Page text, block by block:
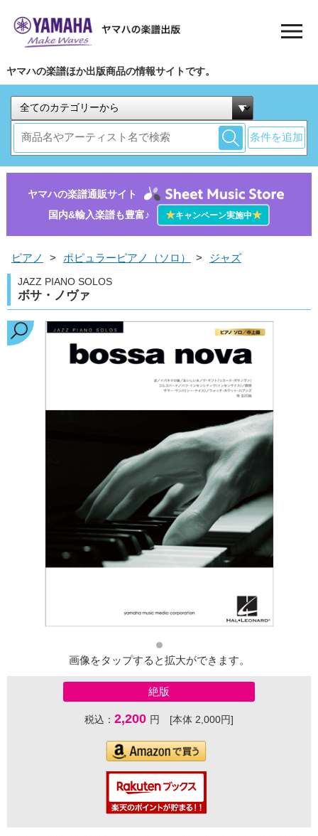
ヤマハの楽譜ほか出版商品の情報サイトです。
条件を追加
ヤマハの楽譜通販サイト
国内&輸入楽譜も豊富♪
★キャンペーン実施中★
ピアノ > ポピュラーピアノ（ソロ） > ジャズ
JAZZ PIANO SOLOS
ボサ・ノヴァ
画像をタップすると拡大ができます。
絶版
税込： 2,200 円 [本体 2,000円]